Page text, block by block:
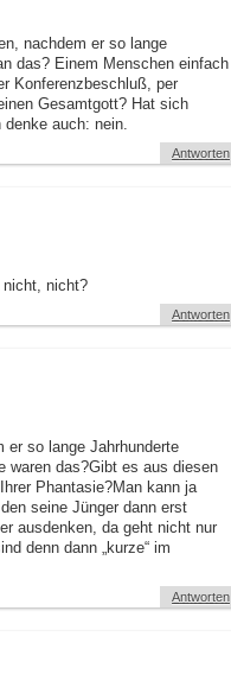
nachdem er so lange
das? Einem Menschen einfach
Konferenzbeschluß, per
Gesamtgott? Hat sich
auch: nein.
Antworten
nicht, nicht?
Antworten
er so lange Jahrhunderte
waren das?Gibt es aus diesen
Phantasie?Man kann ja
seine Jünger dann erst
ausdenken, da geht nicht nur
denn dann „kurze“ im
Antworten